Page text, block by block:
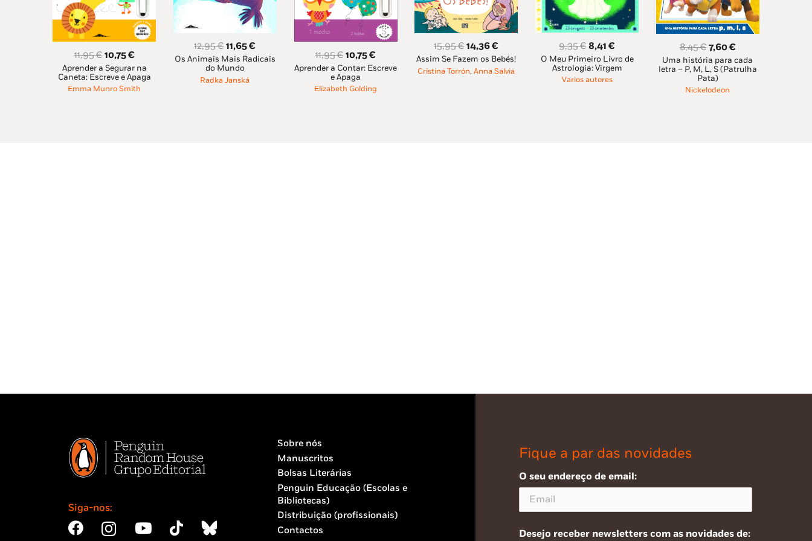
11,95€ O
preço
original
10,75€O
preço
atual
Aprender a Segurar na
Caneta: Escreve e Apaga
Emma Munro Smith
12,95€O
preço
original
11,65€
preço
Os Animais Mais Radicais
do Mundo
Radka Janská
11,95€ O
preço
original
10,75€
preço
Aprender a Contar: Escreve
e Apaga
Elizabeth Golding
15,95€O
preço
original
14,36€
preço
atual
Assim Se Fazem os Bebés!
Cristina Torrón,Anna Salvia
9,35€ O
preço
original
8,41€
preço
atual
O Meu Primeiro Livro de
Astrologia: Virgem
Varios autores
8,45€ O
preço
original
era:
7,60€O
preço
atual
Uma história para cada
letra – P, M, L, S (Patrulha
Pata)
Nickelodeon
Siga-nos:
Sobre nós
Manuscritos
Bolsas Literárias
Penguin Educação (Escolas e
Bibliotecas)
Distribuição (profissionais)
Contactos
Fique a par das novidades
O seu endereço de email:
Desejo receber newsletters com as novidades de: